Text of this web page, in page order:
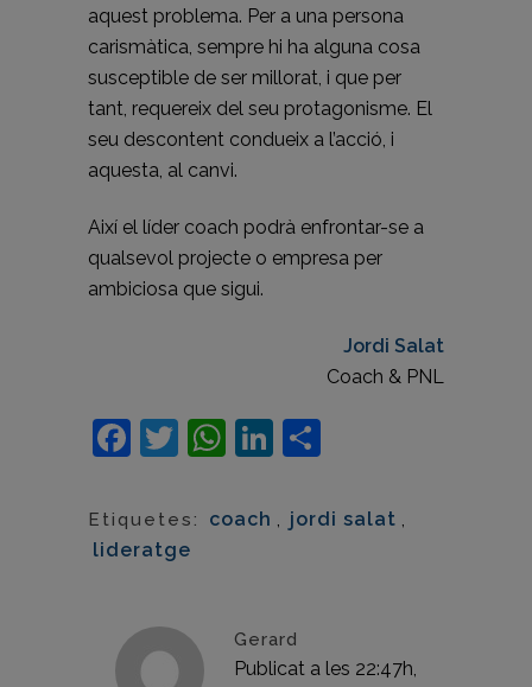
aquest problema. Per a una persona
carismàtica, sempre hi ha alguna cosa
susceptible de ser millorat, i que per
tant, requereix del seu protagonisme. El
seu descontent condueix a l’acció, i
aquesta, al canvi.
Així el líder coach podrà enfrontar-se a
qualsevol projecte o empresa per
ambiciosa que sigui.
Jordi Salat
Coach & PNL
Facebook
Twitter
WhatsApp
LinkedIn
Etiquetes: coach , jordi salat ,
lideratge
Gerard
Publicat a les 22:47h,